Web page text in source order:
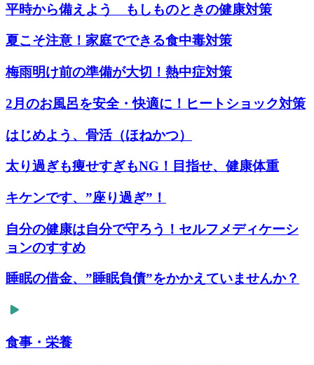
平時から備えよう もしものときの健康対策
夏こそ注意！家庭でできる食中毒対策
梅雨明け前の準備が大切！熱中症対策
2月のお風呂を安全・快適に！ヒートショック対策
はじめよう、骨活（ほねかつ）
太り過ぎも痩せすぎもNG！目指せ、健康体重
キケンです、”座り過ぎ”！
自分の健康は自分で守ろう！セルフメディケーシ
ョンのすすめ
睡眠の借金、”睡眠負債”をかかえていませんか？
食事・栄養